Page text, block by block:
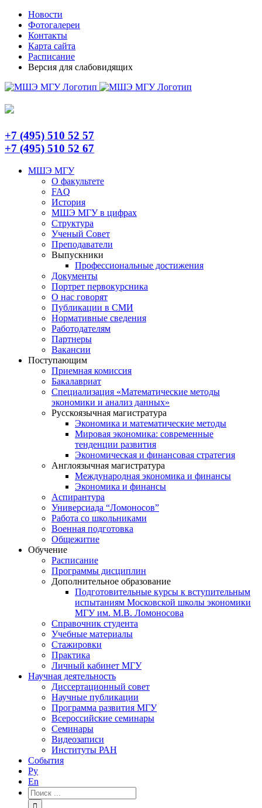
Skip
content
TelegramНовости
Фотогалереи
Контакты
Карта сайта
Расписание
Версия для слабовидящих
+7 (495) 510 52 57
+7 (495) 510 52 67
МШЭ МГУ
О факультете
FAQ
История
МШЭ МГУ в цифрах
Структура
Ученый Совет
Преподаватели
Выпускники
Профессиональные достижения
Документы
Портрет первокурсника
О нас говорят
Публикации в СМИ
Нормативные сведения
Работодателям
Партнеры
Вакансии
Поступающим
Приемная комиссия
Бакалавриат
Специализация «Математические методы
экономики и анализ данных»
Русскоязычная магистратура
Экономика и математические методы
Мировая экономика: современные
тенденции развития
Экономическая и финансовая стратегия
Англоязычная магистратура
Международная экономика и финансы
Экономика и финансы
Аспирантура
Универсиада “Ломоносов”
Работа со школьниками
Военная подготовка
Общежитие
Обучение
Расписание
Программы дисциплин
Дополнительное образование
Подготовительные курсы к вступительным
испытаниям Московской школы экономики
МГУ им. М.В. Ломоносова
Справочник студента
Учебные материалы
Стажировки
Практика
Личный кабинет МГУ
Научная деятельность
Диссертационный совет
Научные публикации
Программа развития МГУ
Всероссийские семинары
Семинары
Видеозаписи
Институты РАН
События
Ру
En
Результат
поиска: